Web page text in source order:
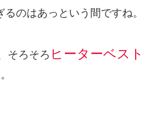
るのはあっという間ですね。
そろそろ ヒーターベスト